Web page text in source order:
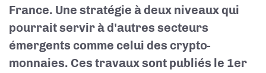
France. Une stratégie à deux niveaux qui
pourrait servir à d'autres secteurs
émergents comme celui des crypto-
monnaies. Ces travaux sont publiés le 1er